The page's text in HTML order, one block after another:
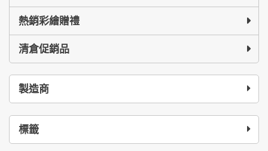
熱銷彩繪贈禮
清倉促銷品
製造商
標籤